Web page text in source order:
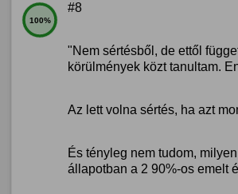
100%
#8
"Nem sértésből, de ettől
körülmények közt tanultam.
Az lett volna sértés, ha azt
És tényleg nem tudom,
állapotban a 2 90%-os emelt